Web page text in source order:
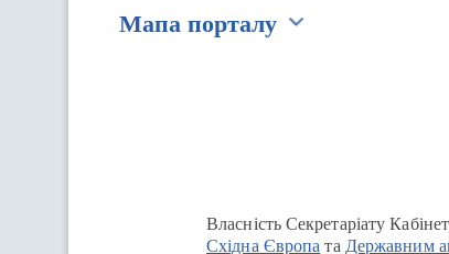
Мапа порталу
Власність Секретаріату
Східна Європа та Державним